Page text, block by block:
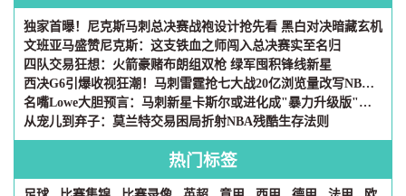
独家首曝！尼克斯马刺总决赛战袍设计抢先看 黑白对决暗藏玄机
文班亚马盛赞尼克斯：这支铁血之师闯入总决赛实至名归
四队交易狂想：火箭豪赌布朗组双枪 绿军囤积锋线新星
西决G6引爆收视狂潮！马刺雷霆抢七大战20亿浏览量改写NBA社媒历史
名嘴Lowe大胆预言：马刺新星卡斯尔或进化成"暴力升级版"韦德
从宠儿到弃子：莫兰特交易困局折射NBA残酷生存法则
热门标签